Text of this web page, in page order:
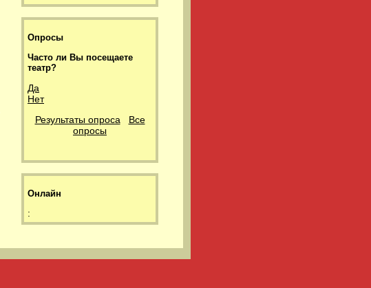
Опросы
Часто ли Вы посещаете
театр?
Да
Нет
Результаты опроса
Все
опросы
Онлайн
: